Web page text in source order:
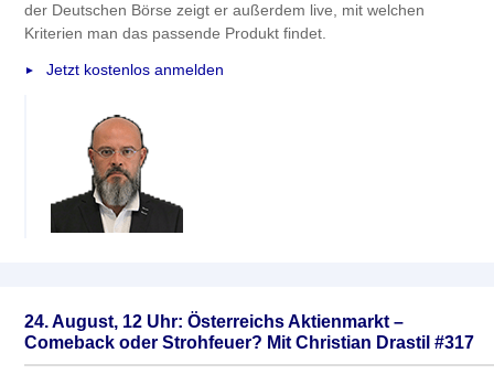
der Deutschen Börse zeigt er außerdem live, mit welchen
Kriterien man das passende Produkt findet.
Jetzt kostenlos anmelden
24. August, 12 Uhr: Österreichs Aktienmarkt –
Comeback oder Strohfeuer? Mit Christian Drastil #317